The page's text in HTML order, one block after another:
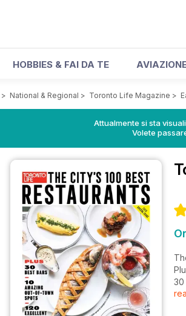
HOBBIES & FAI DA TE
> National & Regional > Toronto Life Magazine >
Attualmente si sta
Volete
30
10